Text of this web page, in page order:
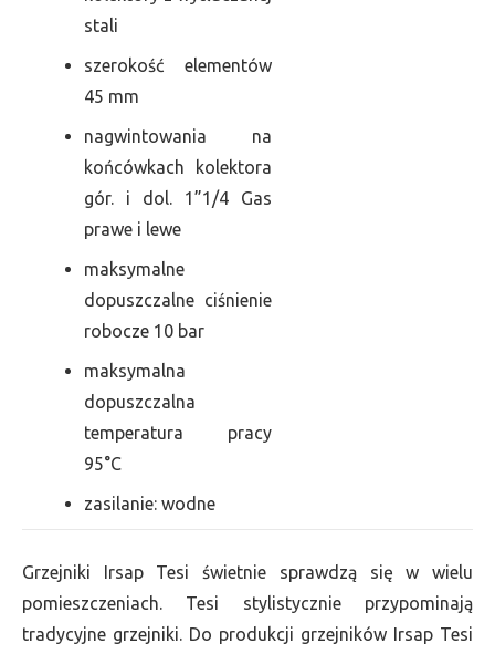
stali
szerokość elementów
45 mm
nagwintowania na
końcówkach kolektora
gór. i dol. 1”1/4 Gas
prawe i lewe
maksymalne
dopuszczalne ciśnienie
robocze 10 bar
maksymalna
dopuszczalna
temperatura pracy
95°C
zasilanie: wodne
Grzejniki Irsap Tesi świetnie sprawdzą się w wielu
pomieszczeniach. Tesi stylistycznie przypominają
tradycyjne grzejniki. Do produkcji grzejników Irsap Tesi